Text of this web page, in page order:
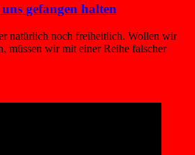
gefangen halten
natürlich noch freiheitlich. Wollen wir
müssen wir mit einer Reihe falscher